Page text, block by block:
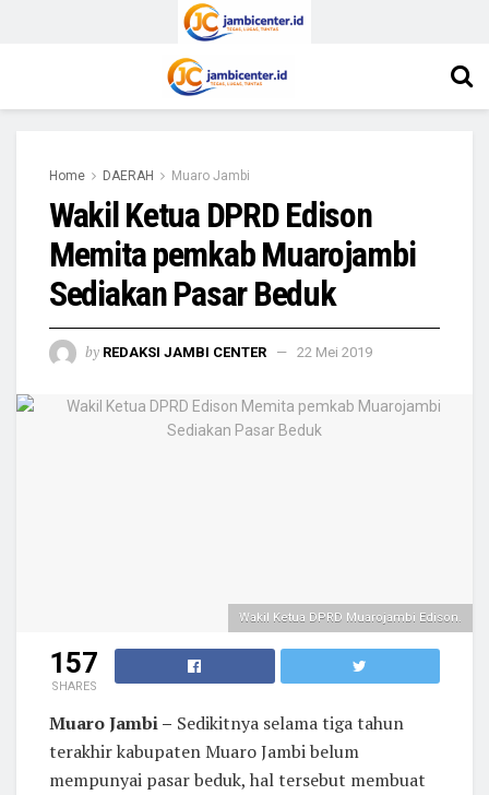
Home DAERAH Muaro Jambi
Wakil Ketua DPRD Edison
Memita pemkab Muarojambi
Sediakan Pasar Beduk
by REDAKSI JAMBI CENTER 22 Mei 2019
Wakil Ketua DPRD Muarojambi Edison.
157
SHARES
Muaro Jambi – Sedikitnya selama tiga tahun
terakhir kabupaten Muaro Jambi belum
mempunyai pasar beduk, hal tersebut membuat